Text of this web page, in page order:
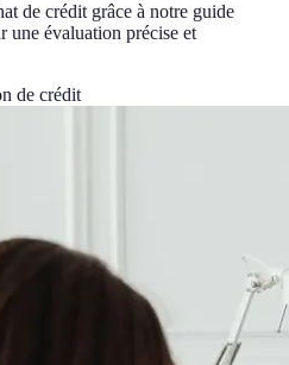
de crédit grâce à notre guide
une évaluation précise et
de crédit